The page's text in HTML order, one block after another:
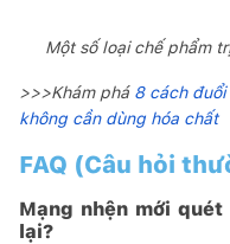
Một số loại chế phẩm
>>>Khám phá 8 cách đuổi
không cần dùng hóa chất
FAQ (Câu hỏi
Mạng nhện mới
lại?